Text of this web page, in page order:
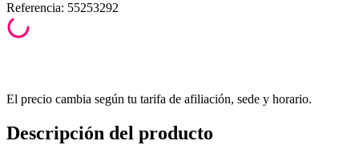
Referencia: 55253292
El precio cambia según tu tarifa de afiliación, sede y horario.
Descripción del producto